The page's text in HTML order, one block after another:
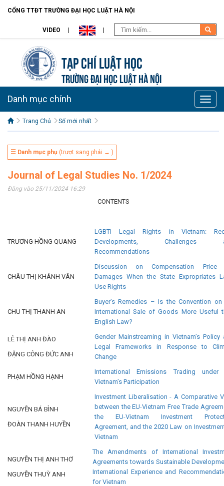
CỔNG TTĐT TRƯỜNG ĐẠI HỌC LUẬT HÀ NỘI
VIDEO
Tạp chí Luật học
TRƯỜNG ĐẠI HỌC LUẬT HÀ NỘI
Toggle
Danh mục chính
Trang Chủ Số mới nhất
☰ Danh mục phụ (trượt sang phải → )
Journal of Legal Studies No. 1/2024
Đăng vào 25/11/2024 16:29
CONTENTS
TRƯƠNG HỒNG QUANG
LGBTI Legal Rights in Vietnam:
Developments, Challenges
Recommendations
CHÂU THỊ KHÁNH VÂN
Discussion on Compensation Price
Damages When the State Expropriates
Use Rights
CHU THỊ THANH AN
Buyer’s Remedies – Is the Convention on
International Sale of Goods More Useful
English Law?
LÊ THỊ ANH ĐÀO
ĐẶNG CÔNG ĐỨC ANH
Gender Mainstreaming in Vietnam’s Policy
Legal Frameworks in Response to
Change
PHẠM HỒNG HẠNH
International Emissions Trading
Vietnam’s Participation
NGUYỄN BÁ BÌNH
ĐOÀN THANH HUYỀN
Investment Liberalisation - A Comparative
between the EU-Vietnam Free Trade
the EU-Vietnam Investment
Agreement, and the 2020 Law on
Vietnam
NGUYỄN THỊ ANH THƠ
NGUYỄN THUỲ ANH
The Amendments of International
Agreements towards Sustainable
International Experience and
for Vietnam